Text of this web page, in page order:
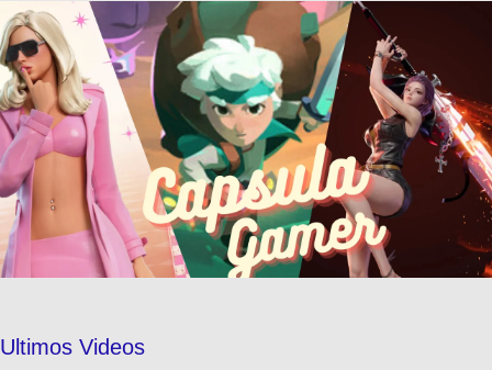
Ultimos Videos